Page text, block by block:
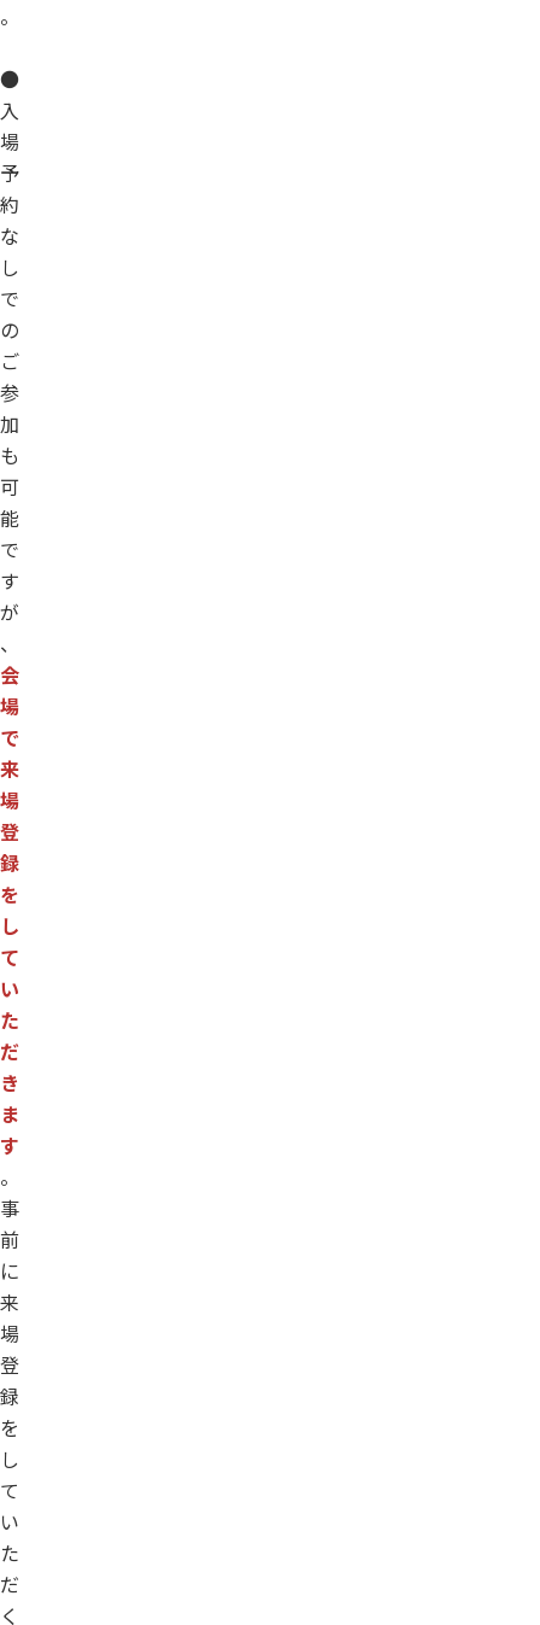
。
●
入
場
予
約
な
し
で
の
ご
参
加
も
可
能
で
す
が
、
会
場
で
来
場
登
録
を
し
て
い
た
だ
き
ま
す
。
事
前
に
来
場
登
録
を
し
て
い
た
だ
く